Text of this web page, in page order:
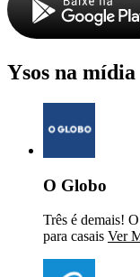
Ysos na mídia
O Globo
Três é demais!
para casais Ver